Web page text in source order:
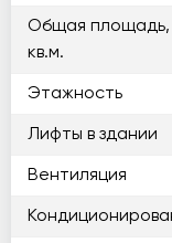
Общая площадь,
кв.м.
Этажность
Лифты в здании
Вентиляция